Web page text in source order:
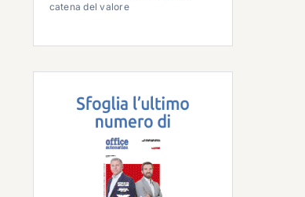
catena del valore